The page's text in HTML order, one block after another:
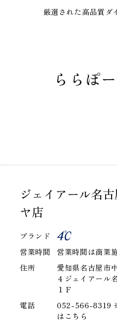
厳選された高品質ダ
ららぽ
ジェイアール名
ヤ店
ブランド
営業時間
営業時間は商業
住所
愛知県名古屋市
４ジェイアール
１Ｆ
電話
052-566-8319
はこちら